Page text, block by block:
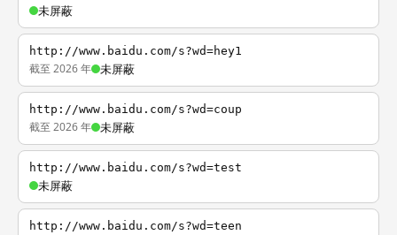
未屏蔽
http://www.baidu.com/s?wd=hey1
截至 2026 年 未屏蔽
http://www.baidu.com/s?wd=coup
截至 2026 年 未屏蔽
http://www.baidu.com/s?wd=test
未屏蔽
http://www.baidu.com/s?wd=teen